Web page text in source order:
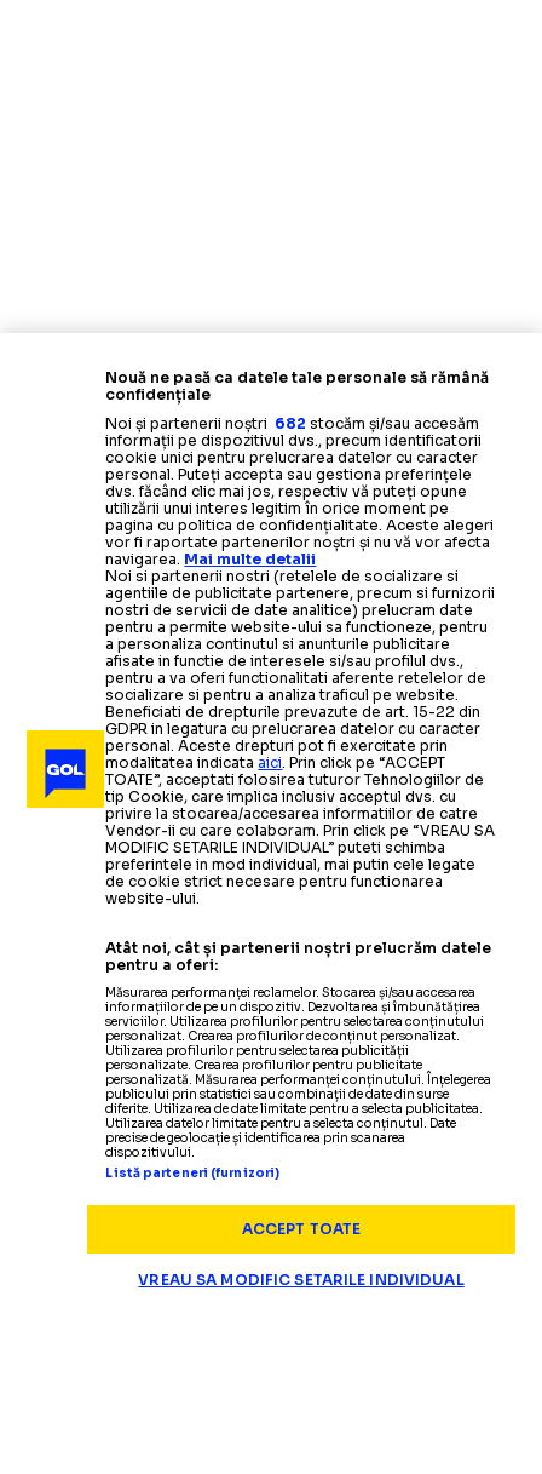
Nouă ne pasă ca datele tale personale să rămână
confidențiale
Noi și partenerii noștri 682 stocăm și/sau accesăm
informații pe dispozitivul dvs., precum identificatorii
cookie unici pentru prelucrarea datelor cu caracter
personal. Puteți accepta sau gestiona preferințele
dvs. făcând clic mai jos, respectiv vă puteți opune
utilizării unui interes legitim în orice moment pe
pagina cu politica de confidențialitate. Aceste alegeri
vor fi raportate partenerilor noștri și nu vă vor afecta
navigarea. Mai multe detalii
Noi si partenerii nostri (retelele de socializare si
agentiile de publicitate partenere, precum si furnizorii
nostri de servicii de date analitice) prelucram date
pentru a permite website-ului sa functioneze, pentru
a personaliza continutul si anunturile publicitare
afisate in functie de interesele si/sau profilul dvs.,
pentru a va oferi functionalitati aferente retelelor de
socializare si pentru a analiza traficul pe website.
Beneficiati de drepturile prevazute de art. 15-22 din
GDPR in legatura cu prelucrarea datelor cu caracter
personal. Aceste drepturi pot fi exercitate prin
modalitatea indicataaici. Prin click pe “ACCEPT
TOATE”, acceptati folosirea tuturor Tehnologiilor de
tip Cookie, care implica inclusiv acceptul dvs. cu
privire la stocarea/accesarea informatiilor de catre
Vendor-ii cu care colaboram. Prin click pe “VREAU SA
MODIFIC SETARILE INDIVIDUAL” puteti schimba
preferintele in mod individual, mai putin cele legate
de cookie strict necesare pentru functionarea
website-ului.
Atât noi, cât și partenerii noștri prelucrăm datele
pentru a oferi:
Măsurarea performanței reclamelor. Stocarea și/sau accesarea
informațiilor de pe un dispozitiv. Dezvoltarea și îmbunătățirea
serviciilor. Utilizarea profilurilor pentru selectarea conținutului
personalizat. Crearea profilurilor de conținut personalizat.
Utilizarea profilurilor pentru selectarea publicității
personalizate. Crearea profilurilor pentru publicitate
personalizată. Măsurarea performanței conținutului. Înțelegerea
publicului prin statistici sau combinații de date din surse
diferite. Utilizarea de date limitate pentru a selecta publicitatea.
Utilizarea datelor limitate pentru a selecta conținutul. Date
precise de geolocație și identificarea prin scanarea
dispozitivului.
Listă parteneri (furnizori)
ACCEPT TOATE
VREAU SA MODIFIC SETARILE INDIVIDUAL